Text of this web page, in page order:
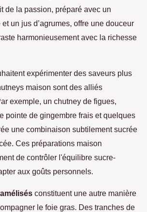
de la passion, préparé avec un
un jus d’agrumes, offre une douceur
harmonieusement avec la richesse
expérimenter des saveurs plus
maison sont des alliés
exemple, un chutney de figues,
pointe de gingembre frais et quelques
une combinaison subtilement sucrée
Ces préparations maison
de contrôler l'équilibre sucre-
aux goûts personnels.
constituent une autre manière
le foie gras. Des tranches de